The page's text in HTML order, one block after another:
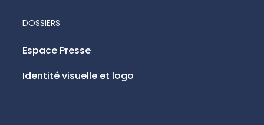
DOSSIERS
Espace Presse
Identité visuelle et logo